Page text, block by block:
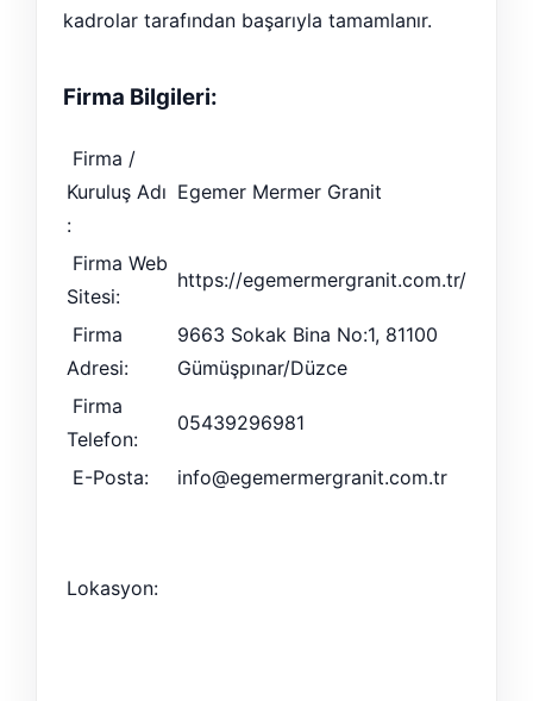
kadrolar tarafından başarıyla tamamlanır.
Firma Bilgileri:
Firma /
Kuruluş Adı
:
Egemer Mermer Granit
Firma Web
Sitesi:
https://egemermergranit.com.tr/
Firma
Adresi:
9663 Sokak Bina No:1, 81100
Gümüşpınar/Düzce
Firma
Telefon:
05439296981
E-Posta: info@egemermergranit.com.tr
Lokasyon: